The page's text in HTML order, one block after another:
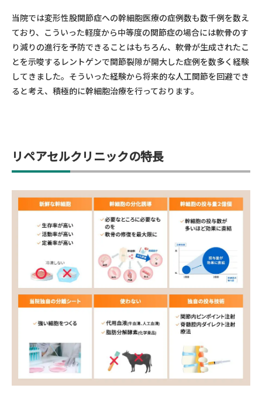
当院では変形性股関節症への幹細胞医療の症例数も数千例を数え
ており、こういった軽度から中等度の関節症の場合には軟骨のす
り減りの進行を予防できることはもちろん、軟骨が生成されたこ
とを示唆するレントゲンで関節裂隙が開大した症例を数多く経験
してきました。そういった経験から将来的な人工関節を回避でき
ると考え、積極的に幹細胞治療を行っております。
リペアセルクリニックの特長